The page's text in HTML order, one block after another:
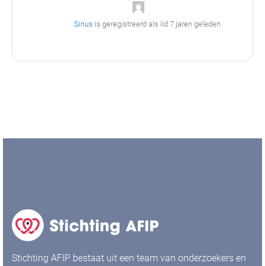
Sinus is geregistreerd als lid 7 jaren geleden
Stichting AFIP bestaat uit een team van onderzoekers en